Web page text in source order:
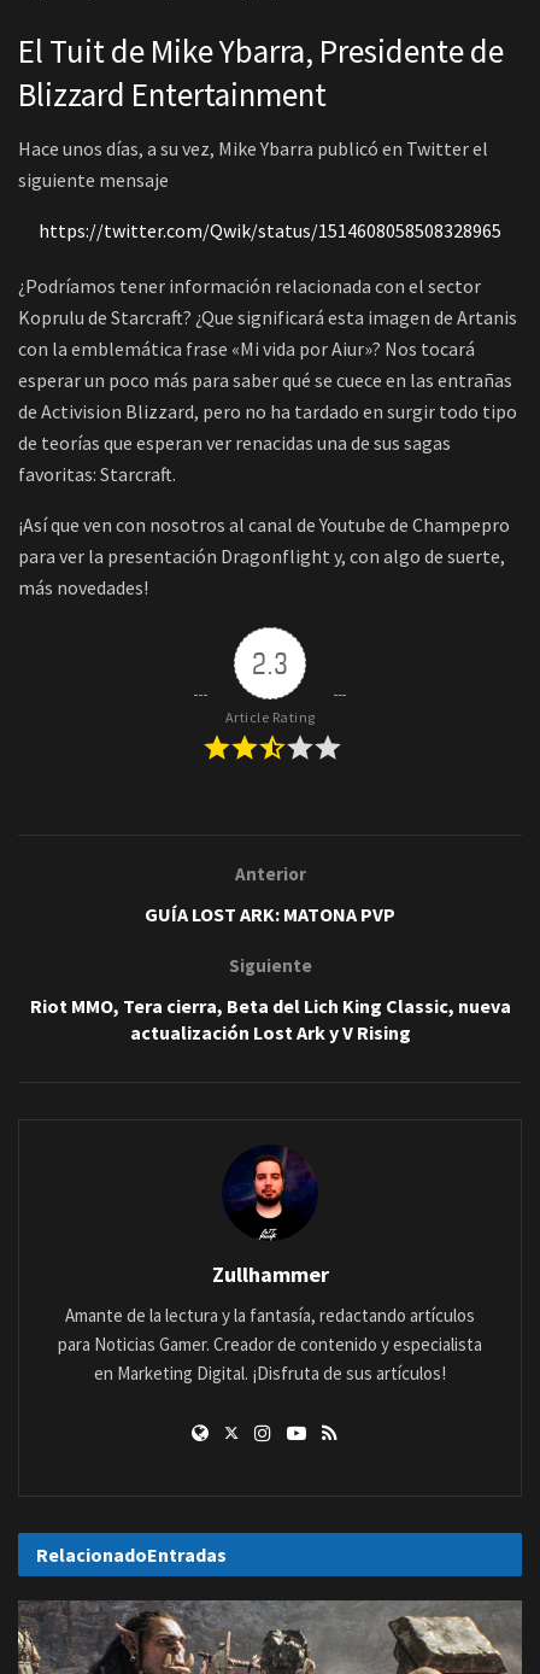
El Tuit de Mike Ybarra, Presidente de
Blizzard Entertainment
Hace unos días, a su vez, Mike Ybarra publicó en Twitter el
siguiente mensaje
https://twitter.com/Qwik/status/1514608058508328965
¿Podríamos tener información relacionada con el sector
Koprulu de Starcraft? ¿Que significará esta imagen de Artanis
con la emblemática frase «Mi vida por Aiur»? Nos tocará
esperar un poco más para saber qué se cuece en las entrañas
de Activision Blizzard, pero no ha tardado en surgir todo tipo
de teorías que esperan ver renacidas una de sus sagas
favoritas: Starcraft.
¡Así que ven con nosotros al canal de Youtube de Champepro
para ver la presentación Dragonflight y, con algo de suerte,
más novedades!
2.3
Article Rating
Anterior
GUÍA LOST ARK: MATONA PVP
Siguiente
Riot MMO, Tera cierra, Beta del Lich King Classic, nueva
actualización Lost Ark y V Rising
Zullhammer
Amante de la lectura y la fantasía, redactando artículos
para Noticias Gamer. Creador de contenido y especialista
en Marketing Digital. ¡Disfruta de sus artículos!
RelacionadoEntradas